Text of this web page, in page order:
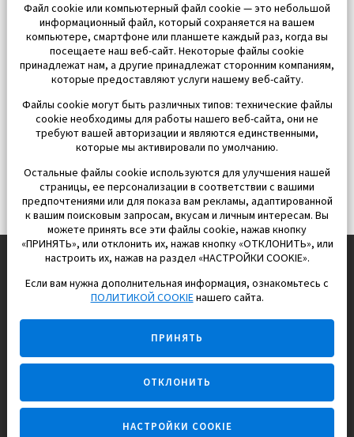
EUROPISOL 2002 S.L.
Строим и продаем дома
для счастливой жизни в Испании
Файл cookie или компьютерный файл cookie — это небольшой
информационный файл, который сохраняется на вашем
компьютере, смартфоне или планшете каждый раз, когда вы
посещаете наш веб-сайт. Некоторые файлы cookie
принадлежат нам, а другие принадлежат сторонним компаниям,
которые предоставляют услуги нашему веб-сайту.
Файлы cookie могут быть различных типов: технические файлы
cookie необходимы для работы нашего веб-сайта, они не
требуют вашей авторизации и являются единственными,
которые мы активировали по умолчанию.
Остальные файлы cookie используются для улучшения нашей
страницы, ее персонализации в соответствии с вашими
предпочтениями или для показа вам рекламы, адаптированной
к вашим поисковым запросам, вкусам и личным интересам. Вы
можете принять все эти файлы cookie, нажав кнопку
«ПРИНЯТЬ», или отклонить их, нажав кнопку «ОТКЛОНИТЬ», или
настроить их, нажав на раздел «НАСТРОЙКИ COOKIE».
Если вам нужна дополнительная информация, ознакомьтесь с
ПОЛИТИКОЙ COOKIEнашего сайта.
ПРИНЯТЬ
ОТКЛОНИТЬ
НАСТРОЙКИ COOKIE